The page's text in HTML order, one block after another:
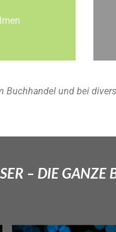
und bei
– DIE GANZE